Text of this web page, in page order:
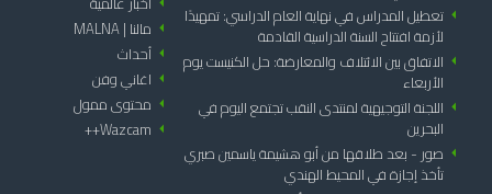
arrow_left تعطيل المدراس في نهاية العام الدراسي: تمهيدًا
لأزمة افتتاح السنة الدراسية القادمة
arrow_left الاتفاق بين الائتلاف والمعارضة: حل الكنيست يوم
الأربعاء
arrow_left اللجنة التوجيهية لمنتدى النقب تجتمع اليوم في
البحرين
arrow_left صور - بعد طلاقها من أبو هشيمة ياسمين صبري
تأخذ إجازة في المحيط الهندي
arrow_left مالنا | MALNA
arrow_leftأحداث
arrow_left اغاني وفن
arrow_left محتوى ممول
arrow_left
Wazcam++